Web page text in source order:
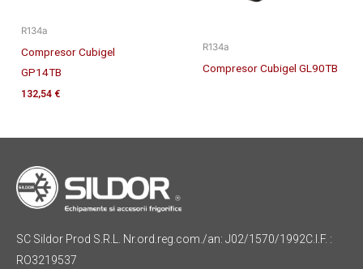
R134a
Compresor Cubigel
GP14TB
132,54 €
R134a
Compresor Cubigel GL90TB
SC Sildor Prod S.R.L. Nr.ord.reg.com./an: J02/1570/1992C.I.F. :
RO3219537